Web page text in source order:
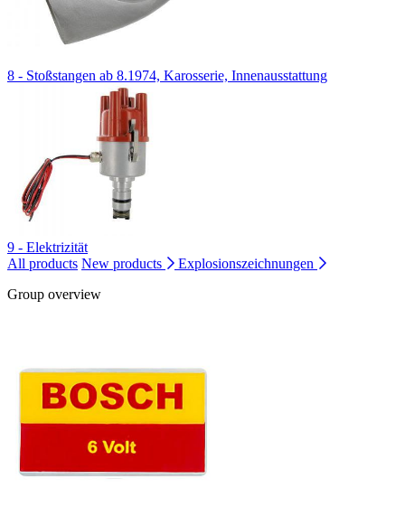
8 - Stoßstangen ab 8.1974, Karosserie, Innenausstattung
9 - Elektrizität
All products New products
Explosionszeichnungen
Group overview